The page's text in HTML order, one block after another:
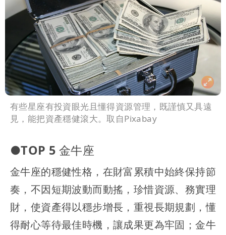
有些星座有投資眼光且懂得資源管理，既謹慎又具遠
見，能把資產穩健滾大。取自Pixabay
●TOP 5 金牛座
金牛座的穩健性格，在財富累積中始終保持節
奏，不因短期波動而動搖，珍惜資源、務實理
財，使資產得以穩步增長，重視長期規劃，懂
得耐心等待最佳時機，讓成果更為牢固；金牛